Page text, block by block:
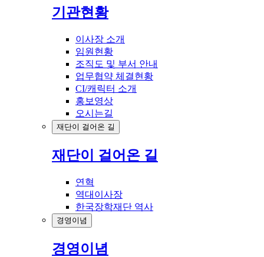
기관현황
이사장 소개
임원현황
조직도 및 부서 안내
업무협약 체결현황
CI/캐릭터 소개
홍보영상
오시는길
재단이 걸어온 길
재단이 걸어온 길
연혁
역대이사장
한국장학재단 역사
경영이념
경영이념